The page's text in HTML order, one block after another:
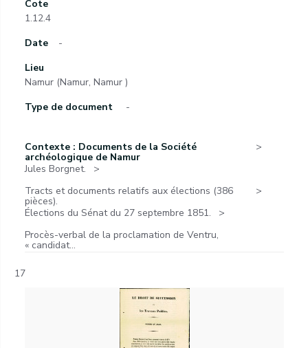
Cote
1.12.4
Date
-
Lieu
Namur (Namur, Namur )
Type de document
-
Contexte : Documents de la Société
archéologique de Namur
Jules Borgnet.
Tracts et documents relatifs aux élections (386
pièces).
Élections du Sénat du 27 septembre 1851.
Procès-verbal de la proclamation de Ventru,
« candidat...
17